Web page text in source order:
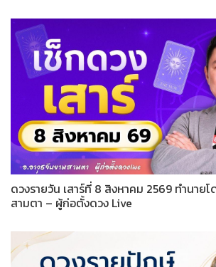
ดวงรายวัน เสาร์ที่ 8 สิงหาคม 2569 ทำนาย
สามตา – ผู้ก่อตั้งดวง Live